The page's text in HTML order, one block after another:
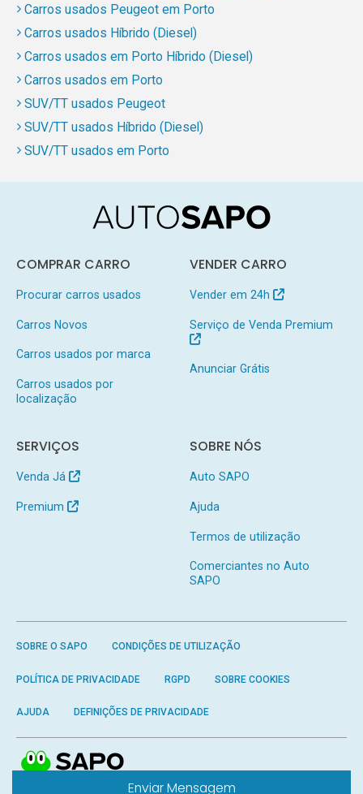
Enviar Mensagem
Carros usados Peugeot em Porto
Carros usados Híbrido (Diesel)
Carros usados em Porto Híbrido (Diesel)
Carros usados em Porto
SUV/TT usados Peugeot
SUV/TT usados Híbrido (Diesel)
SUV/TT usados em Porto
COMPRAR CARRO
Procurar carros usados
Carros Novos
Carros usados por marca
Carros usados por
localização
VENDER CARRO
Vender em 24h
Serviço de Venda Premium
Anunciar Grátis
SERVIÇOS
Venda Já
Premium
SOBRE NÓS
Auto SAPO
Ajuda
Termos de utilização
Comerciantes no Auto
SAPO
SOBRE O SAPO CONDIÇÕES DE UTILIZAÇÃO
POLÍTICA DE PRIVACIDADE RGPD SOBRE COOKIES
AJUDA DEFINIÇÕES DE PRIVACIDADE